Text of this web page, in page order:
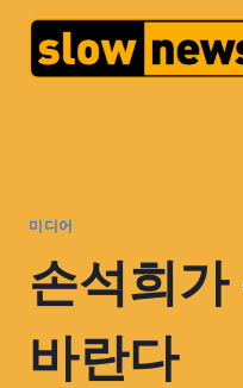
미디어
손석희
바란다